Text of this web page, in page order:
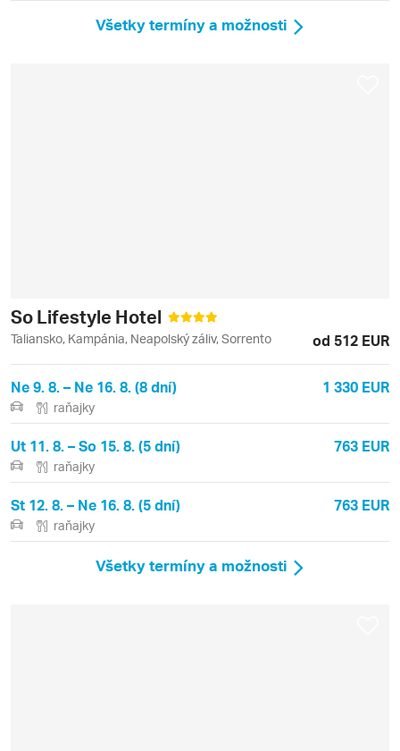
Všetky termíny a možnosti
So Lifestyle Hotel
Taliansko, Kampánia, Neapolský záliv, Sorrento od 512 EUR
Ne 9. 8. – Ne 16. 8. (8 dní) 1 330 EUR
raňajky
Ut 11. 8. – So 15. 8. (5 dní) 763 EUR
raňajky
St 12. 8. – Ne 16. 8. (5 dní) 763 EUR
raňajky
Všetky termíny a možnosti